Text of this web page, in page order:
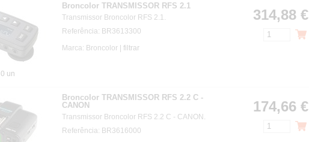
0 un
Broncolor TRANSMISSOR RFS 2.1
Transmissor Broncolor RFS 2.1.
Referência: BR3613300
Marca: Broncolor | filtrar
314,88 €
Broncolor TRANSMISSOR RFS 2.2 C -
CANON
Transmissor Broncolor RFS 2.2 C - CANON.
Referência: BR3616000
174,66 €